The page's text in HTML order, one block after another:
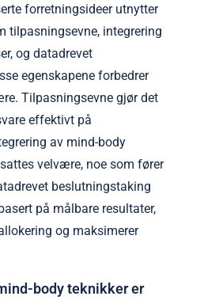
forretningsideer utnytter
tilpasningsevne, integrering
og datadrevet
egenskapene forbedrer
Tilpasningsevne gjør det
effektivt på
av mind-body
velvære, noe som fører
beslutningstaking
på målbare resultater,
og maksimerer
body teknikker er